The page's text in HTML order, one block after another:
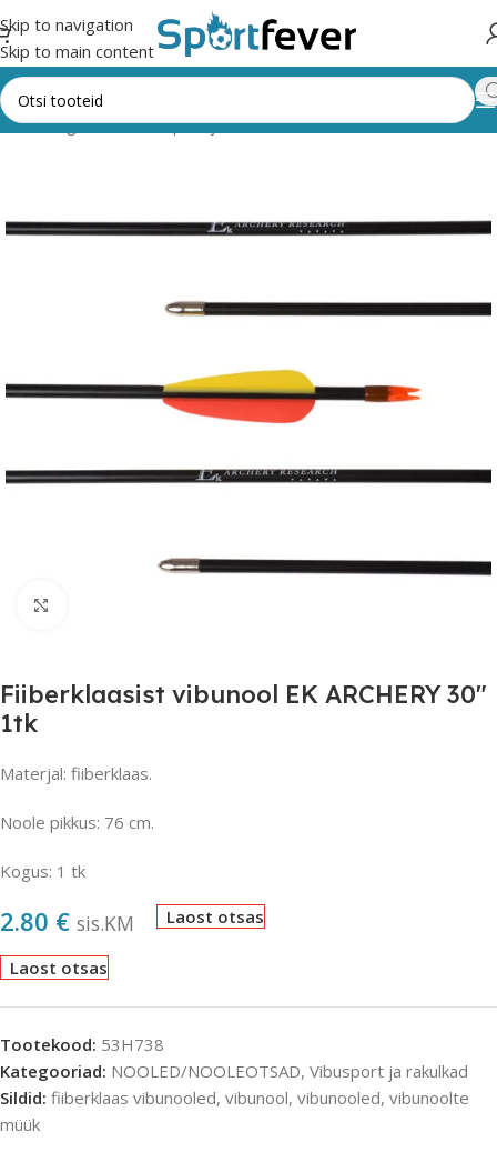
Skip to navigation
Skip to main content
kategooriad Vibusport ja rakulkad NOOLED/NOOLEOTSAD
Fiiberklaasist vibunool EK ARCHERY 30″
1tk
Materjal: fiiberklaas.
Noole pikkus: 76 cm.
Kogus: 1 tk
2.80 € sis.KM Laost otsas
Laost otsas
Tootekood: 53H738
Kategooriad: NOOLED/NOOLEOTSAD, Vibusport ja rakulkad
Sildid: fiiberklaas vibunooled, vibunool, vibunooled, vibunoolte
müük